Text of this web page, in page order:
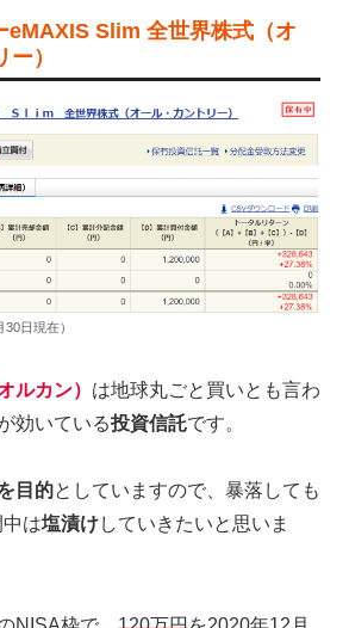
eMAXIS Slim 全世界株式（オ
）
日現在）
ルカン） は地球丸ごと買いとも言わ
効いている投資信託です。
目的としていますので、暴落しても
は塩漬けしていきたいと思いま